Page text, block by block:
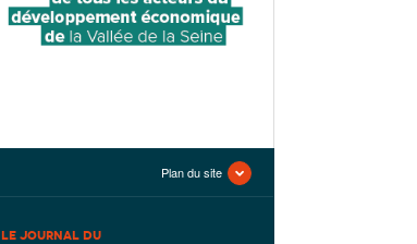
Plan du site
LE JOURNAL DU